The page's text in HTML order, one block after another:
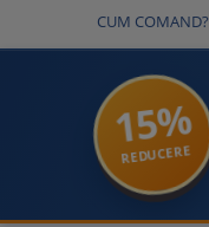
CUM COMAND?
15%
REDUCERE